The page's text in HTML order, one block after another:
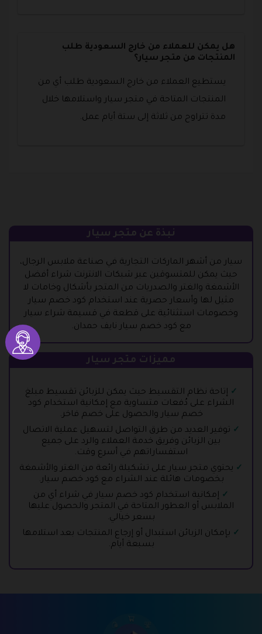
هل يمكن للعملاء من خارج السعودية طلب
المنتجات من متجر سيار؟
يستطيع العملاء من خارج السعودية طلب أي من
المنتجات المتاحة في متجر سيار واستلامها خلال
مدة تتراوح من ثلاثة إلى ستة أيام عمل.
نبذة عن متجر سيار
سيار من أشهر الماركات التجارية في صناعة ملابس الرجال،
حيث يمكن للمتسوقين عبر شبكات الانترنت شراء أفضل
الأشمغة والغتر والصدريات من المتجر بأشكال وخامات لا
مثيل لها وأسعار حصرية عند استخدام كود خصم سيار
وخصومات استثنائية على قطعة في قسيمة شراء سيار
مع كود خصم سيار نايف حمدان.
مميزات متجر سيار
إتاحة نظام التقسيط حيث يمكن للزبائن تقسيط مبلغ
الشراء على دُفعات متساوية مع إمكانية استخدام كود
خصم سيار والحصول على خصم فاخر.
توفير العديد من طرق التواصل لتسهيل عملية الاتصال
بين الزبائن وفريق خدمة العملاء والرد على جميع
استفساراتهم في أسرع وقت.
يحتوي متجر سيار على تشكيلة رائعة من الغتر والأشمغة
بخصومات هائلة عند الشراء مع كود خصم سيار.
إمكانية استخدام كود خصم سيار في شراء أي من
الملابس أو العطور المتاحة في المتجر والحصول عليها
بسعر خيالي.
بإمكان الزبائن استبدال أو إرجاع المنتجات بعد استلامها
بسبعة أيام.